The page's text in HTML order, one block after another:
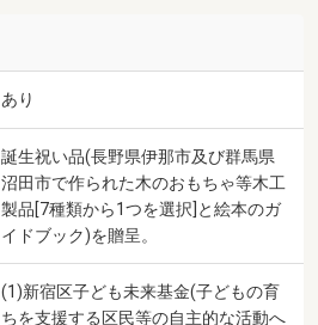
あり
誕生祝い品(長野県伊那市及び群馬県
沼田市で作られた木のおもちゃ等木工
製品[7種類から1つを選択]と絵本のガ
イドブック)を贈呈。
(1)新宿区子ども未来基金(子どもの育
ちを支援する区民等の自主的な活動へ